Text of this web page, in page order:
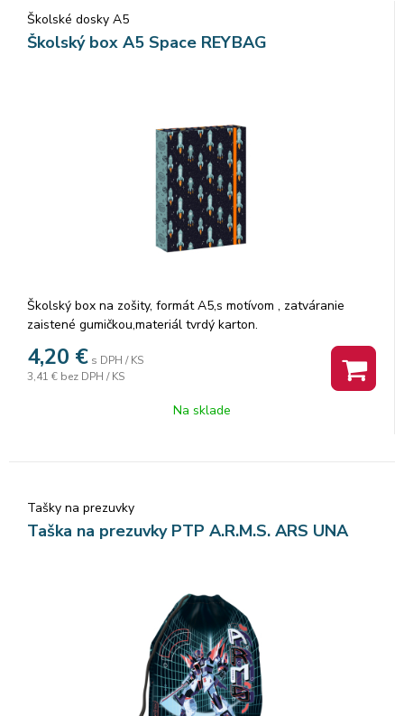
Školské dosky A5
Školský box A5 Space REYBAG
Školský box na zošity, formát A5,s motívom , zatváranie
zaistené gumičkou,materiál tvrdý karton.
4,20 € s DPH / KS
3,41 € bez DPH / KS
Na sklade
Tašky na prezuvky
Taška na prezuvky PTP A.R.M.S. ARS UNA